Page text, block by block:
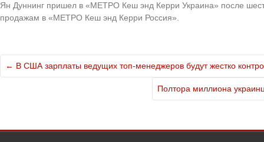
Ян Дуннинг пришел в «МЕТРО Кеш энд Керри Украина» после
продажам в «МЕТРО Кеш энд Керри Россия».
← В США зарплаты ведущих топ-менеджеров будут жестко
Полтора миллиона